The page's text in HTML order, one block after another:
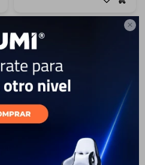

Galaxy S25 Plus Silicone